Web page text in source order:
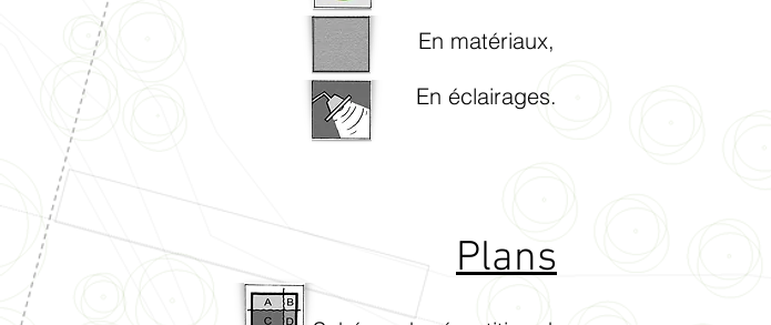
de
En matériaux,
En éclairages.
Plans